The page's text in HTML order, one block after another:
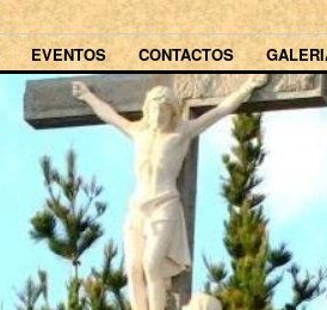
EVENTOS CONTACTOS